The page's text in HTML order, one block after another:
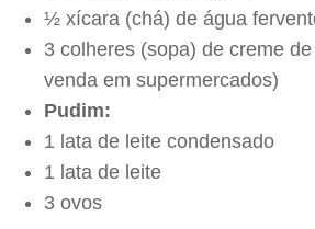
½ xícara (chá) de água
3 colheres (sopa) de creme
venda em supermercados)
Pudim:
1 lata de leite condensado
1 lata de leite
3 ovos